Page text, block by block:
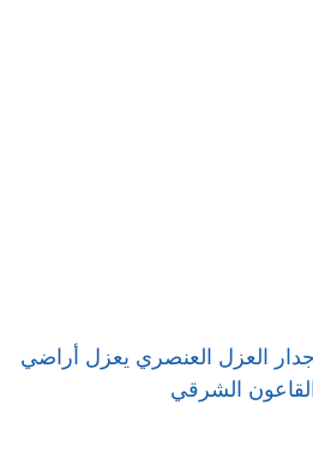
العزل العنصري يعزل أراضي
الشرقي